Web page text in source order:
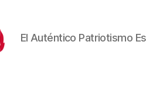
El Auténtico Patriotismo